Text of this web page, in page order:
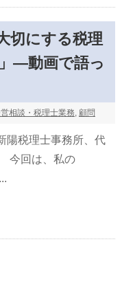
切にする税理
―動画で語っ
相談・税理士業務, 顧問
陽税理士事務所、代
今回は、私の